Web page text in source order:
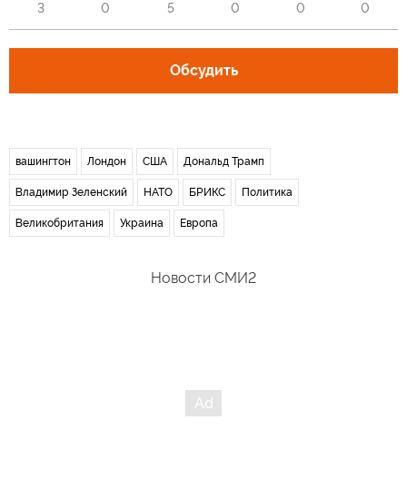
3 0 5 0 0 0
Обсудить
вашингтон Лондон США Дональд Трамп
Владимир Зеленский НАТО БРИКС Политика
Великобритания Украина Европа
Новости СМИ2